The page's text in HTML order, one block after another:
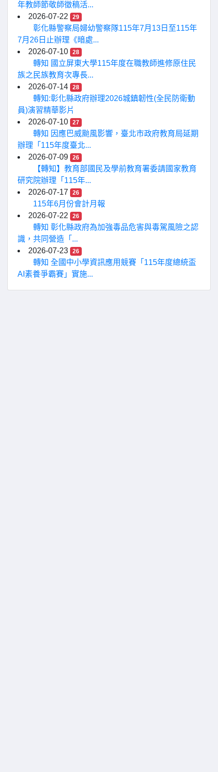
年教師節敬師徵稿活...
2026-07-22
29
彰化縣警察局婦幼警察隊115年7月13日至115年
7月26日止辦理《暗處...
2026-07-10
28
轉知 國立屏東大學115年度在職教師進修原住民
族之民族教育次專長...
2026-07-14
28
轉知:彰化縣政府辦理2026城鎮韌性(全民防衛動
員)演習精華影片
2026-07-10
27
轉知 因應巴威颱風影響，臺北市政府教育局延期
辦理「115年度臺北...
2026-07-09
26
【轉知】教育部國民及學前教育署委請國家教育
研究院辦理「115年...
2026-07-17
26
115年6月份會計月報
2026-07-22
26
轉知 彰化縣政府為加強毒品危害與毒駕風險之認
識，共同營造「...
2026-07-23
26
轉知 全國中小學資訊應用競賽「115年度總統盃
AI素養爭霸賽」實施...